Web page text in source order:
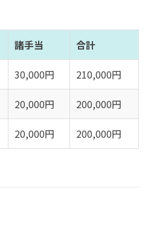
諸手当 合計
30,000円 210,000円
20,000円 200,000円
20,000円 200,000円